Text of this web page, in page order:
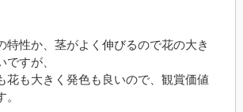
特性か、茎がよく伸びるので花の大き
ですが、
花も大きく発色も良いので、観賞価値